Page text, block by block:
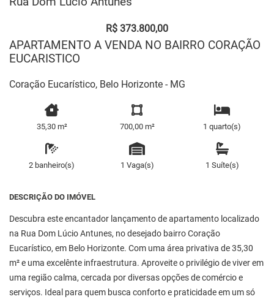
R$ 373.800,00
APARTAMENTO A VENDA NO BAIRRO CORAÇÃO
EUCARISTICO
Coração Eucarístico, Belo Horizonte - MG
35,30 m² 700,00 m² 1 quarto(s)
2 banheiro(s) 1 Vaga(s) 1 Suíte(s)
DESCRIÇÃO DO IMÓVEL
Descubra este encantador lançamento de apartamento localizado
na Rua Dom Lúcio Antunes, no desejado bairro Coração
Eucarístico, em Belo Horizonte. Com uma área privativa de 35,30
m² e uma excelênte infraestrutura. Aproveite o privilégio de viver em
uma região calma, cercada por diversas opções de comércio e
serviços. Ideal para quem busca conforto e praticidade em um só